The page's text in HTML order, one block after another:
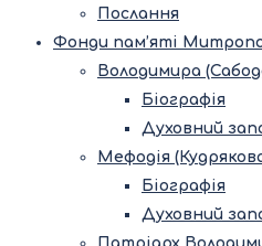
Послання
Фонди пам’яті
Володимира
Біографія
Духовний
Мефодія
Біографія
Духовний